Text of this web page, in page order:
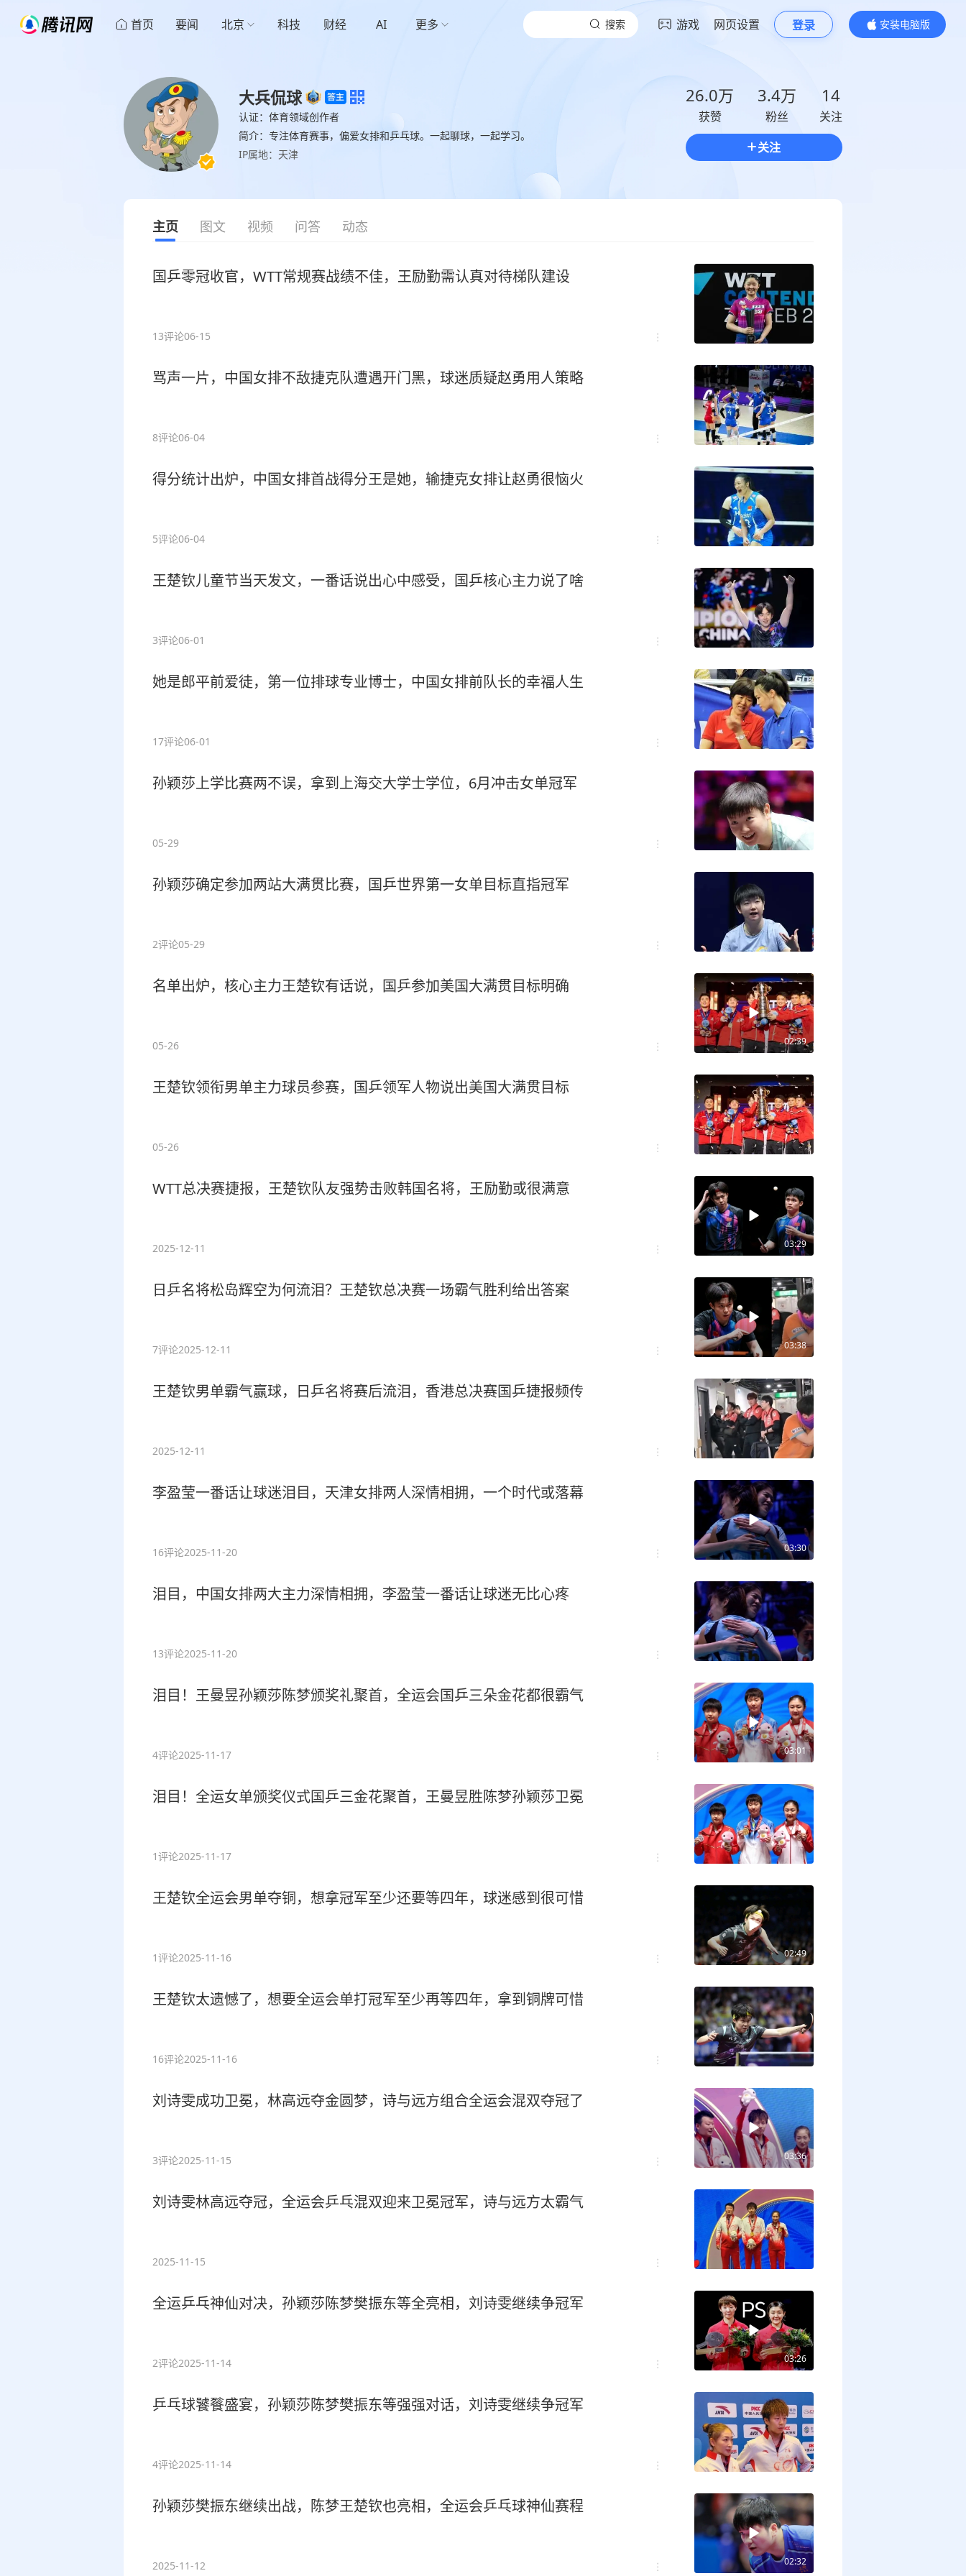
首页 要闻 北京 科技 财经 AI 更多 搜索 游戏 网页设置 登录
安装电脑版
内容更精彩
大兵侃球
认证：体育领域创作者
简介：专注体育赛事，偏爱女排和乒乓球。一起聊球，一起学习。
IP属地：天津
26.0万
获赞
3.4万
粉丝
14
关注
关注
主页 图文 视频 问答 动态
国乒零冠收官，WTT常规赛战绩不佳，王励勤需认真对待梯队建设
13评论06-15
骂声一片，中国女排不敌捷克队遭遇开门黑，球迷质疑赵勇用人策略
8评论06-04
得分统计出炉，中国女排首战得分王是她，输捷克女排让赵勇很恼火
5评论06-04
王楚钦儿童节当天发文，一番话说出心中感受，国乒核心主力说了啥
3评论06-01
她是郎平前爱徒，第一位排球专业博士，中国女排前队长的幸福人生
17评论06-01
孙颖莎上学比赛两不误，拿到上海交大学士学位，6月冲击女单冠军
05-29
孙颖莎确定参加两站大满贯比赛，国乒世界第一女单目标直指冠军
2评论05-29
名单出炉，核心主力王楚钦有话说，国乒参加美国大满贯目标明确
05-26 02:39
王楚钦领衔男单主力球员参赛，国乒领军人物说出美国大满贯目标
05-26
WTT总决赛捷报，王楚钦队友强势击败韩国名将，王励勤或很满意
2025-12-11 03:29
日乒名将松岛辉空为何流泪？王楚钦总决赛一场霸气胜利给出答案
7评论2025-12-11 03:38
王楚钦男单霸气赢球，日乒名将赛后流泪，香港总决赛国乒捷报频传
2025-12-11
李盈莹一番话让球迷泪目，天津女排两人深情相拥，一个时代或落幕
16评论2025-11-20 03:30
泪目，中国女排两大主力深情相拥，李盈莹一番话让球迷无比心疼
13评论2025-11-20
泪目！王曼昱孙颖莎陈梦颁奖礼聚首，全运会国乒三朵金花都很霸气
4评论2025-11-17 03:01
泪目！全运女单颁奖仪式国乒三金花聚首，王曼昱胜陈梦孙颖莎卫冕
1评论2025-11-17
王楚钦全运会男单夺铜，想拿冠军至少还要等四年，球迷感到很可惜
1评论2025-11-16 02:49
王楚钦太遗憾了，想要全运会单打冠军至少再等四年，拿到铜牌可惜
16评论2025-11-16
刘诗雯成功卫冕，林高远夺金圆梦，诗与远方组合全运会混双夺冠了
3评论2025-11-15 03:36
刘诗雯林高远夺冠，全运会乒乓混双迎来卫冕冠军，诗与远方太霸气
2025-11-15
全运乒乓神仙对决，孙颖莎陈梦樊振东等全亮相，刘诗雯继续争冠军
2评论2025-11-14 03:26
乒乓球饕餮盛宴，孙颖莎陈梦樊振东等强强对话，刘诗雯继续争冠军
4评论2025-11-14
孙颖莎樊振东继续出战，陈梦王楚钦也亮相，全运会乒乓球神仙赛程
2025-11-12 02:32